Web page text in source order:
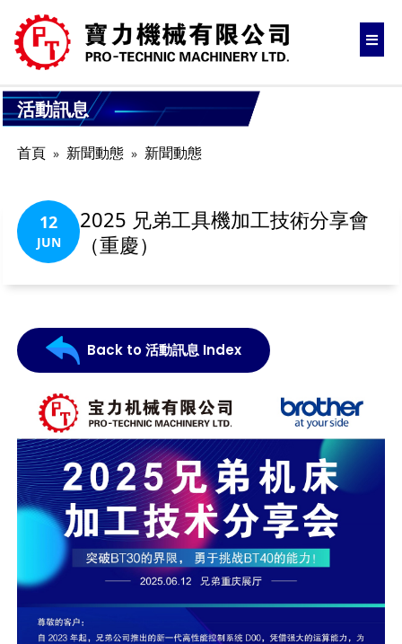
活動訊息
首頁 新聞動態 新聞動態
12
JUN
2025 兄弟工具機加工技術分享會
（重慶）
Back to 活動訊息 Index